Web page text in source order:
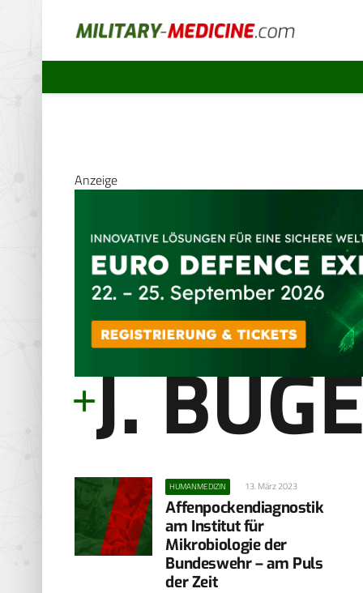
Anzeige
J.
HUMANMEDIZIN 13. März 2023
Affenpockendiagnostik
am Institut für
Mikrobiologie der
Bundeswehr – am Puls
der Zeit